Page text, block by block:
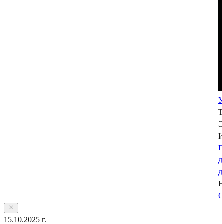
15.10.2025 г.